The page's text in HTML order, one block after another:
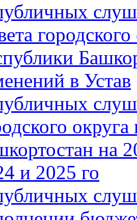
в Устав
на
и 2025 го